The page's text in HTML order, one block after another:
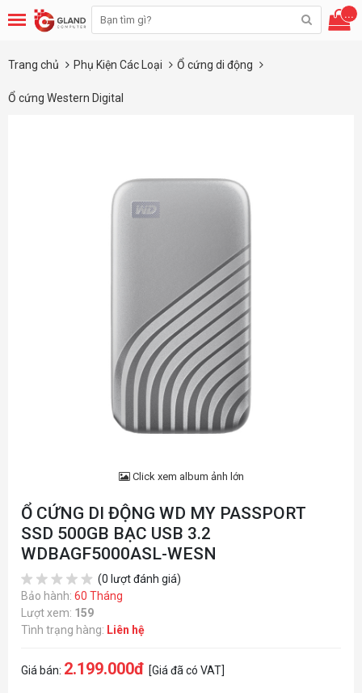
...
Trang chủ Phụ Kiện Các Loại Ổ cứng di động
Ổ cứng Western Digital
Click xem album ảnh lớn
Ổ CỨNG DI ĐỘNG WD MY PASSPORT
SSD 500GB BẠC USB 3.2
WDBAGF5000ASL-WESN
(0 lượt đánh giá)
Bảo hành: 60 Tháng
Lượt xem: 159
Tình trạng hàng: Liên hệ
Giá bán: 2.199.000đ [Giá đã có VAT]